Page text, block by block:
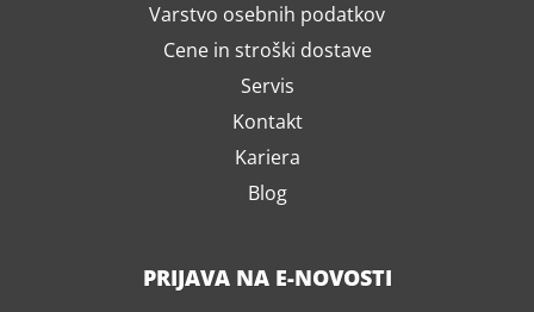
Varstvo osebnih podatkov
Cene in stroški dostave
Servis
Kontakt
Kariera
Blog
PRIJAVA NA E-NOVOSTI